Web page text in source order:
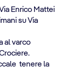
Enrico Mattei
su Via
al varco
tenere la